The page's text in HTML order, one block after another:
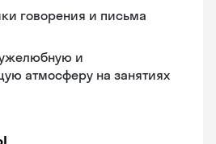
говорения и письма
и
атмосферу на занятиях